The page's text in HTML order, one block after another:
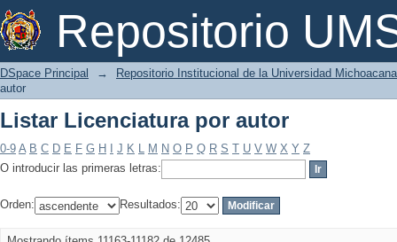
Repositorio
Listar Licenciatura por autor
DSpace Principal →
Repositorio Institucional de la Universidad
autor
Listar Licenciatura por autor
0-9 A B C D E F G H J K L M N O P Q R S T U V W X Y Z
O introducir las primeras letras:
Orden: Resultados: